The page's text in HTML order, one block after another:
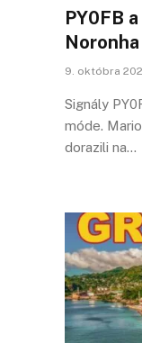
PY0FB
Noronha
9. októbra
Signály
móde.
dorazili na…